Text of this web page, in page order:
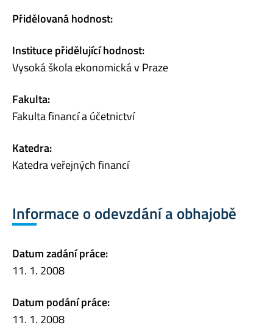
Přidělovaná hodnost:
Instituce přidělující hodnost:
Vysoká škola ekonomická v Praze
Fakulta:
Fakulta financí a účetnictví
Katedra:
Katedra veřejných financí
Informace o odevzdání a obhajobě
Datum zadání práce:
11. 1. 2008
Datum podání práce:
11. 1. 2008